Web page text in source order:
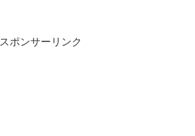
スポンサーリンク